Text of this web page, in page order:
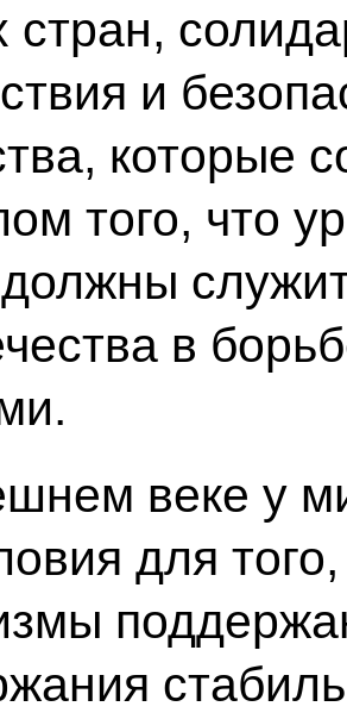
стран,
и
которые
того, что
в
веке у
для